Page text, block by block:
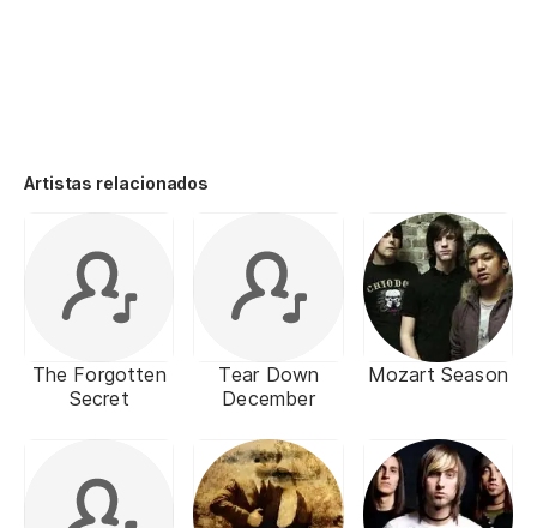
Artistas relacionados
The Forgotten
Secret
Tear Down
December
Mozart Season